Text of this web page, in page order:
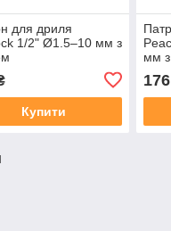
для дриля
1/2" Ø1.5–10 мм з
Купити
мм
176